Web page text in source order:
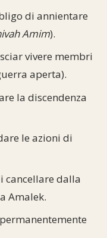
di annientare
Amim).
vivere membri
aperta).
la discendenza
le azioni di
cancellare dalla
Amalek.